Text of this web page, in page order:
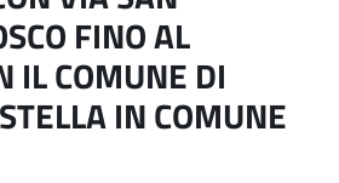
FINO AL
IL COMUNE DI
IN COMUNE